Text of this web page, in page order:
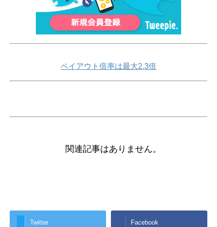
ペイアウト倍率は最大2.3倍
関連記事はありません。
Twitter Facebook